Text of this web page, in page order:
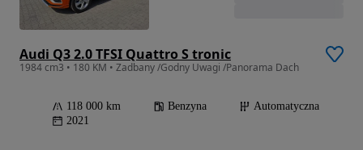
Audi Q3 2.0 TFSI Quattro S tronic
1984 cm3 • 180 KM • Zadbany /Godny Uwagi /Panorama Dach
118 000 km Benzyna
Automatyczna
2021